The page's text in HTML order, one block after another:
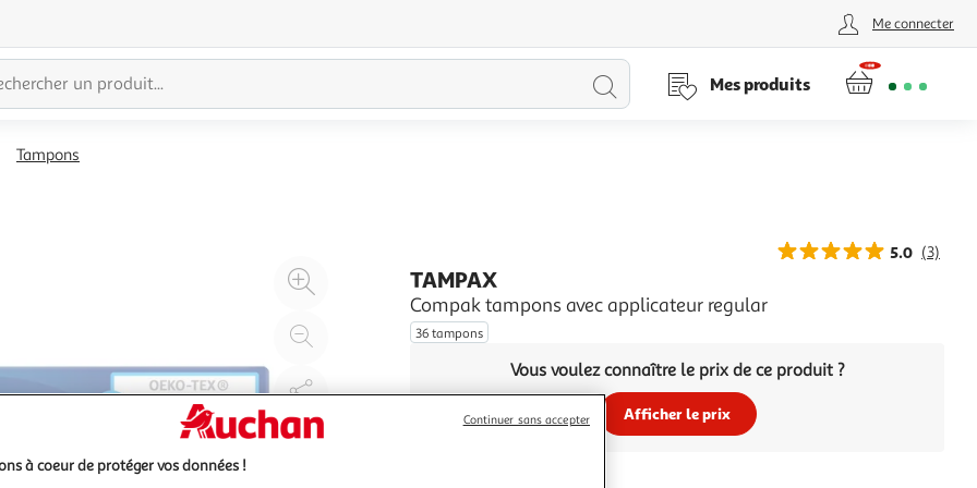
Me connecter
Lancer
Mes produits
Tampons
Agrandir
l'illustration
à
100
%
Partager
le
produit
5.0 (3)
TAMPAX
Compak tampons avec applicateur regular
36 tampons
Vous voulez connaître le prix de ce produit ?
Afficher le prix
à coeur de protéger vos données !
Continuer sans accepter